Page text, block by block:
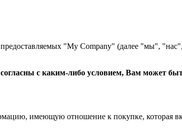
"My Company" (далее "мы",
с каким-либо условием, Вам может
имеющую отношение к покупке, которая